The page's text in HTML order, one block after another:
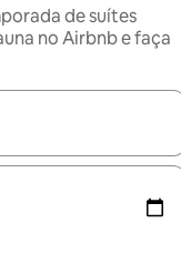
de suítes
no Airbnb e faça
disponíveis,